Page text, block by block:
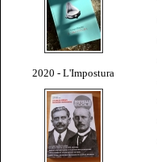
2020 - L'Impostura